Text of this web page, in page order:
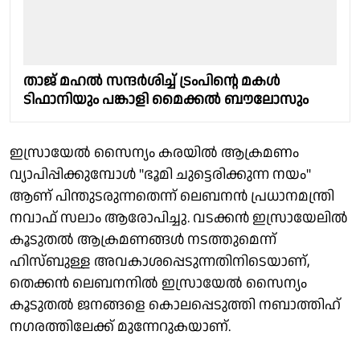
താജ് മഹല്‍ സന്ദർശിച്ച് ട്രംപിന്റെ മകൾ
ടിഫാനിയും പങ്കാളി മൈക്കൽ ബൗലോസും
ഇസ്രായേൽ സൈന്യം കരയിൽ ആക്രമണം
വ്യാപിപ്പിക്കുമ്പോൾ "ഭൂമി ചുട്ടെരിക്കുന്ന നയം"
ആണ് പിന്തുടരുന്നതെന്ന് ലെബനൻ പ്രധാനമന്ത്രി
നവാഫ് സലാം ആരോപിച്ചു. വടക്കൻ ഇസ്രായേലിൽ
കൂടുതൽ ആക്രമണങ്ങൾ നടത്തുമെന്ന്
ഹിസ്ബുള്ള അവകാശപ്പെടുന്നതിനിടെയാണ്,
തെക്കൻ ലെബനനിൽ ഇസ്രായേൽ സൈന്യം
കൂടുതൽ ജനങ്ങളെ കൊലപ്പെടുത്തി നബാത്തിഹ്
നഗരത്തിലേക്ക് മുന്നേറുകയാണ്.